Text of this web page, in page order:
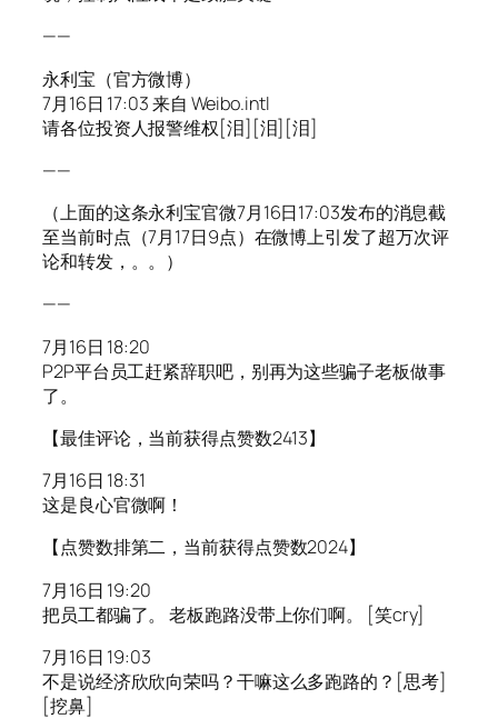
——
永利宝（官方微博）
7月16日 17:03 来自 Weibo.intl
请各位投资人报警维权[泪][泪][泪] ​​​​
——
（上面的这条永利宝官微7月16日17:03发布的消息截
至当前时点（7月17日9点）在微博上引发了超万次评
论和转发，。。）
——
7月16日 18:20
P2P平台员工赶紧辞职吧，别再为这些骗子老板做事
了。
【最佳评论，当前获得点赞数2413】
7月16日 18:31
这是良心官微啊！
【点赞数排第二，当前获得点赞数2024】
7月16日 19:20
把员工都骗了。 老板跑路没带上你们啊。 [笑cry]
7月16日 19:03
不是说经济欣欣向荣吗？干嘛这么多跑路的？[思考]
[挖鼻]